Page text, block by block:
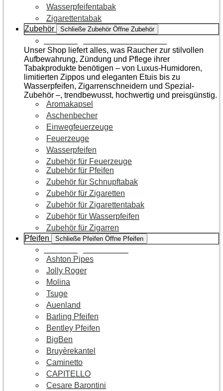
Wasserpfeifentabak
Zigarettentabak
Zubehör
Schließe Zubehör Öffne Zubehör
Unser Shop liefert alles, was Raucher zur stilvollen
Aufbewahrung, Zündung und Pflege ihrer
Tabakprodukte benötigen – von Luxus-Humidoren,
limitierten Zippos und eleganten Etuis bis zu
Wasserpfeifen, Zigarrenschneidern und Spezial-
Zubehör –, trendbewusst, hochwertig und preisgünstig.
Aromakapsel
Aschenbecher
Einwegfeuerzeuge
Feuerzeuge
Wasserpfeifen
Zubehör für Feuerzeuge
Zubehör für Pfeifen
Zubehör für Schnupftabak
Zubehör für Zigaretten
Zubehör für Zigarettentabak
Zubehör für Wasserpfeifen
Zubehör für Zigarren
Pfeifen
Schließe Pfeifen Öffne Pfeifen
Ashton Pipes
Jolly Roger
Molina
Tsuge
Auenland
Barling Pfeifen
Bentley Pfeifen
BigBen
Bruyèrekantel
Caminetto
CAPITELLO
Cesare Barontini